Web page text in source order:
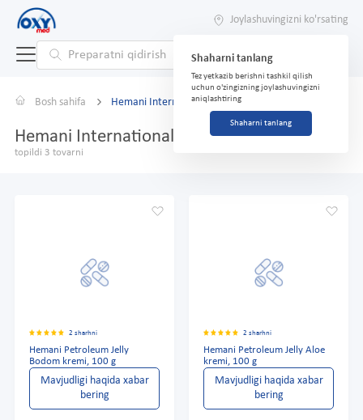
Joylashuvingizni ko'rsating
Shaharni tanlang
Tez yetkazib berishni tashkil qilish
uchun o'zingizning joylashuvingizni
aniqlashtiring
Shaharni tanlang
Bosh sahifa Hemani International KEPZ
Hemani International KEPZ
topildi 3 tovarni
2 sharhni
Hemani Petroleum Jelly
Bodom kremi, 100 g
Mavjudligi haqida xabar
bering
2 sharhni
Hemani Petroleum Jelly Aloe
kremi, 100 g
Mavjudligi haqida xabar
bering